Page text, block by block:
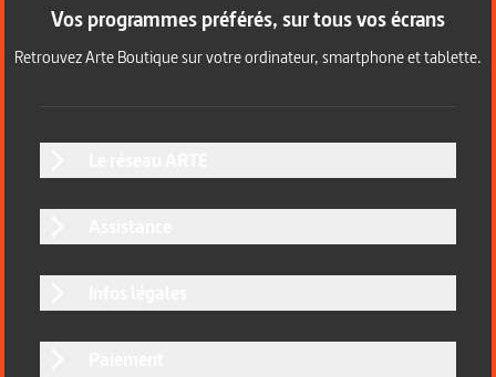
Vos programmes préférés, sur tous vos écrans
Retrouvez Arte Boutique sur votre ordinateur, smartphone et tablette.